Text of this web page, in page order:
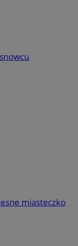
miasteczko